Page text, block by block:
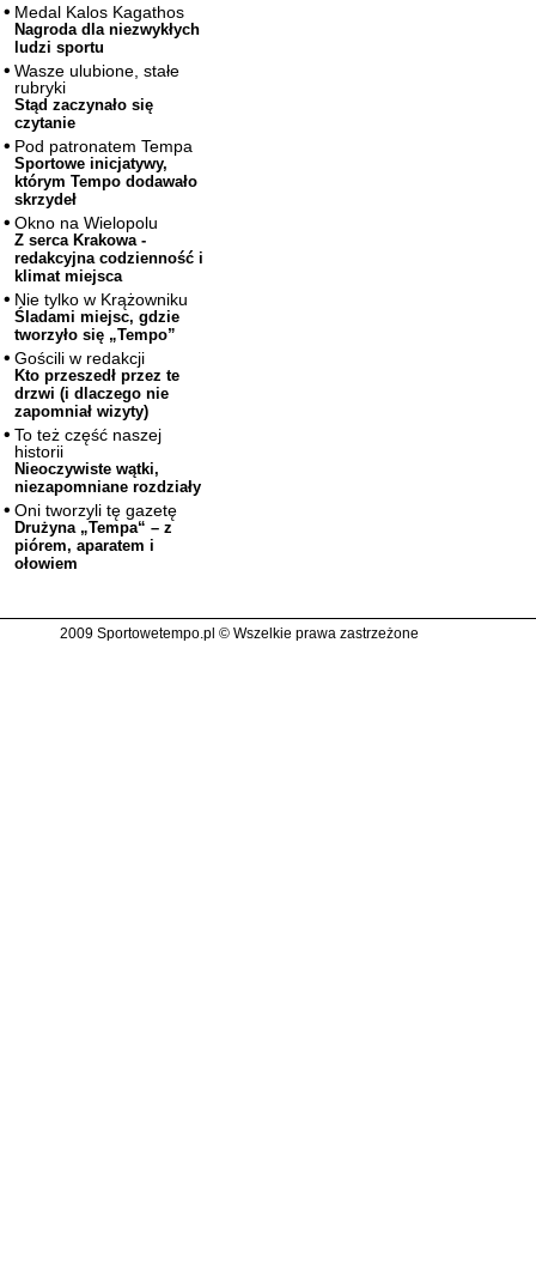
Medal Kalos Kagathos
Nagroda dla niezwykłych
ludzi sportu
Wasze ulubione, stałe
rubryki
Stąd zaczynało się
czytanie
Pod patronatem Tempa
Sportowe inicjatywy,
którym Tempo dodawało
skrzydeł
Okno na Wielopolu
Z serca Krakowa -
redakcyjna codzienność i
klimat miejsca
Nie tylko w Krążowniku
Śladami miejsc, gdzie
tworzyło się „Tempo”
Gościli w redakcji
Kto przeszedł przez te
drzwi (i dlaczego nie
zapomniał wizyty)
To też część naszej
historii
Nieoczywiste wątki,
niezapomniane rozdziały
Oni tworzyli tę gazetę
Drużyna „Tempa“ – z
piórem, aparatem i
ołowiem
2009 Sportowetempo.pl © Wszelkie prawa zastrzeżone